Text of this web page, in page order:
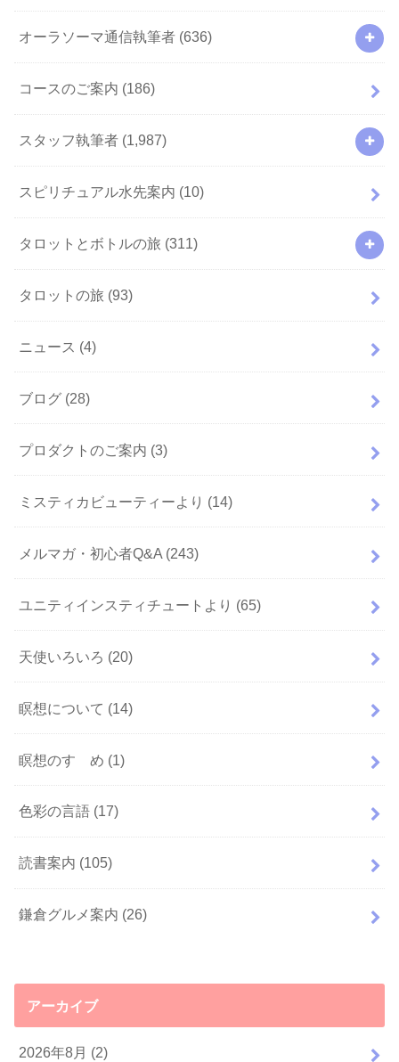
オーラソーマ通信執筆者 (636)
コースのご案内 (186)
スタッフ執筆者 (1,987)
スピリチュアル水先案内 (10)
タロットとボトルの旅 (311)
タロットの旅 (93)
ニュース (4)
ブログ (28)
プロダクトのご案内 (3)
ミスティカビューティーより (14)
メルマガ・初心者Q&A (243)
ユニティインスティチュートより (65)
天使いろいろ (20)
瞑想について (14)
瞑想のすゝめ (1)
色彩の言語 (17)
読書案内 (105)
鎌倉グルメ案内 (26)
アーカイブ
2026年8月 (2)